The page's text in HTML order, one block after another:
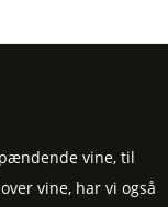
vine, til
vine, har vi også